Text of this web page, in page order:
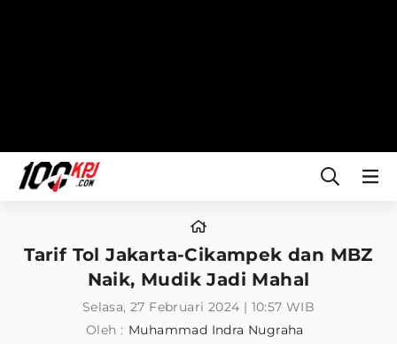
Tarif Tol Jakarta-Cikampek dan MBZ
Naik, Mudik Jadi Mahal
Selasa, 27 Februari 2024 | 10:57 WIB
Oleh : Muhammad Indra Nugraha